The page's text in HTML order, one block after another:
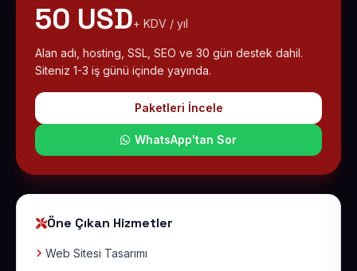
50 USD+ KDV / yıl
Alan adı, hosting, SSL, SEO ve 30 gün destek dahil.
Siteniz 1-3 iş günü içinde yayında.
Paketleri İncele
WhatsApp'tan Sor
Öne Çıkan Hizmetler
Web Sitesi Tasarımı